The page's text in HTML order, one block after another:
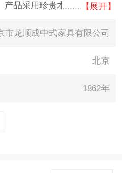
产品采用珍贵木材及传统京
【展开】
市龙顺成中式家具有限公司
北京
1862年